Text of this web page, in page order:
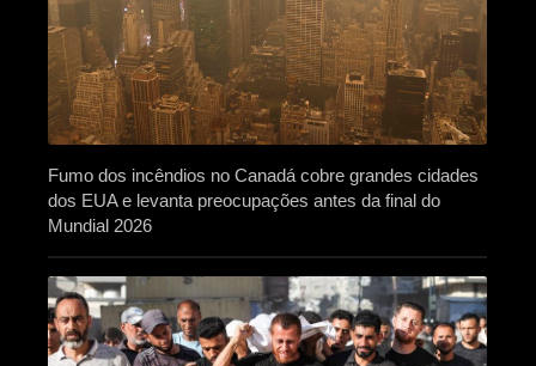
Fumo dos incêndios no Canadá cobre grandes cidades
dos EUA e levanta preocupações antes da final do
Mundial 2026